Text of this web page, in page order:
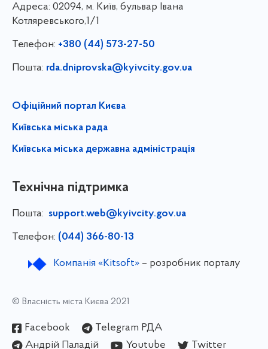
Адреса: 02094, м. Київ, бульвар Івана
Котляревського,1/1
Телефон: +380 (44) 573-27-50
Пошта: rda.dniprovska@kyivcity.gov.ua
Офіційний портал Києва
Київська міська рада
Київська міська державна адміністрація
Технічна підтримка
Пошта: support.web@kyivcity.gov.ua
Телефон: (044) 366-80-13
Компанія «Kitsoft»– розробник порталу
© Власність міста Києва 2021
Facebook
Telegram РДА
Андрій Паладій
Youtube Twitter